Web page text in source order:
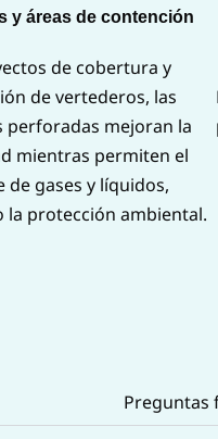
y áreas de contención
de cobertura y
de vertederos, las
perforadas mejoran la
mientras permiten el
de gases y líquidos,
la protección ambiental.
Preguntas